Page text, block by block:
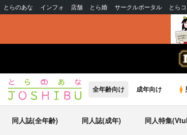
とらのあな インフォ 店舗 とら婚 サークルポータル とら
全年齢向け 成年向け
同人誌(全年齢) 同人誌(成年) 同人特集